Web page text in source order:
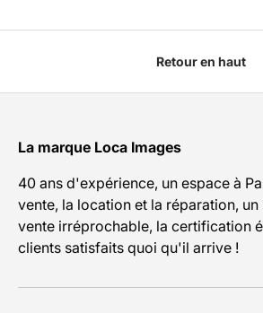
Retour en haut
La marque Loca Images
40 ans d'expérience, un espace à
vente, la location et la réparation,
vente irréprochable, la certification
clients satisfaits quoi qu'il arrive !